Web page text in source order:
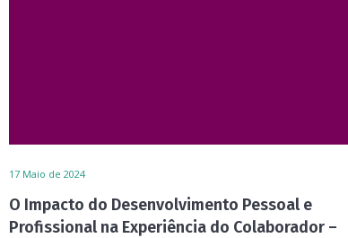
17 Maio de 2024
O Impacto do Desenvolvimento Pessoal e
Profissional na Experiência do Colaborador –